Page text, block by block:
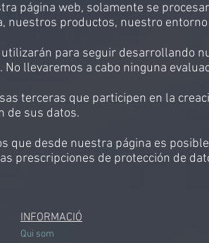
página web, solamente se
nuestros productos, nuestro
para seguir desarrollando
No llevaremos a cabo ninguna
terceras que participen en la
de sus datos.
que desde nuestra página es
prescripciones de protección de
INFORMACIÓ
Qui som